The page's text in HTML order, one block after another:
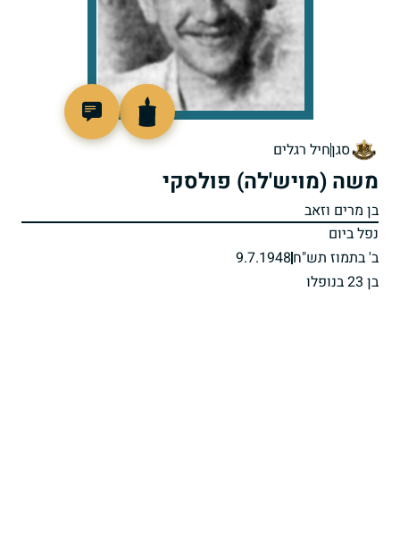
סגןחיל רגלים
משה (מויש'לה) פולסקי
בן מרים וזאב
נפל ביום
ב' בתמוז תש"ח9.7.1948
בן 23 בנופלו